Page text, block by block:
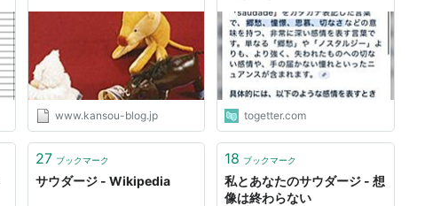
www.kansou-blog.jp
ジ...」と呟いてたのが哀愁を
感じられる
togetter.com
27 ブックマーク
サウダージ - Wikipedia
18 ブックマーク
私とあなたのサウダージ - 想
像は終わらない